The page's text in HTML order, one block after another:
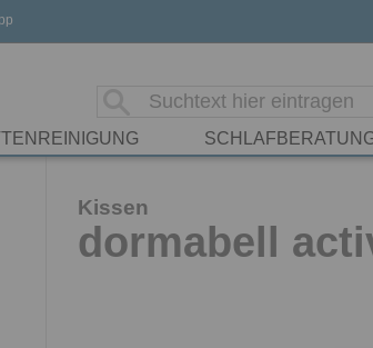
Kissen
dormabell